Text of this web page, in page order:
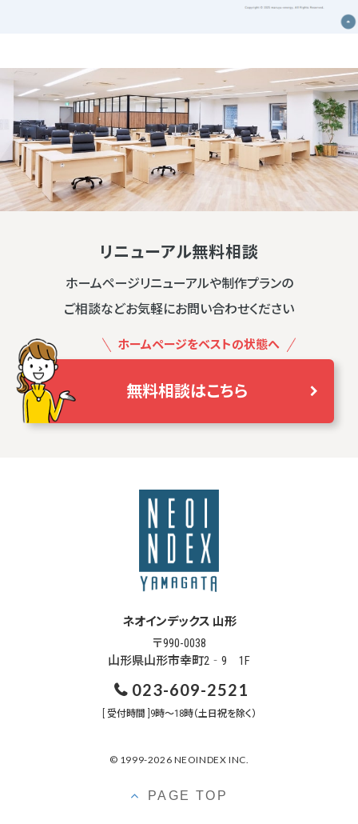
リニューアル無料相談
ホームページリニューアルや制作プランの
ご相談などお気軽にお問い合わせください
ホームページをベストの状態へ
無料相談はこちら
ネオインデックス 山形
〒990-0038
山形県山形市幸町2‐9 1F
023-609-2521
[ 受付時間 ]9時～18時（土日祝を除く）
© 1999-2026 NEOINDEX INC.
PAGE TOP